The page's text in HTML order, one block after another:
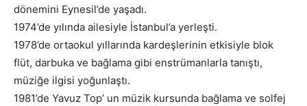
dönemini Eynesil’de yaşadı.
1974’de yılında ailesiyle İstanbul’a yerleşti.
1978’de ortaokul yıllarında kardeşlerinin etkisiyle blok
flüt, darbuka ve bağlama gibi enstrümanlarla tanıştı,
müziğe ilgisi yoğunlaştı.
1981’de Yavuz Top’ un müzik kursunda bağlama ve solfej